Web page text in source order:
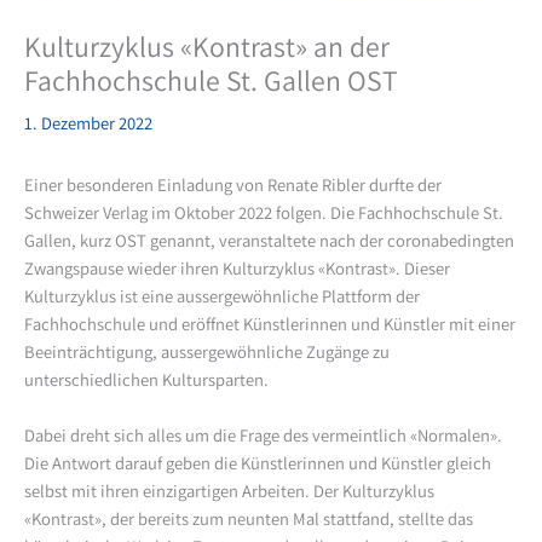
Kulturzyklus «Kontrast» an der
Fachhochschule St. Gallen OST
1. Dezember 2022
Einer besonderen Einladung von Renate Ribler durfte der
Schweizer Verlag im Oktober 2022 folgen. Die Fachhochschule St.
Gallen, kurz OST genannt, veranstaltete nach der coronabedingten
Zwangspause wieder ihren Kulturzyklus «Kontrast». Dieser
Kulturzyklus ist eine aussergewöhnliche Plattform der
Fachhochschule und eröffnet Künstlerinnen und Künstler mit einer
Beeinträchtigung, aussergewöhnliche Zugänge zu
unterschiedlichen Kultursparten.
Dabei dreht sich alles um die Frage des vermeintlich «Normalen».
Die Antwort darauf geben die Künstlerinnen und Künstler gleich
selbst mit ihren einzigartigen Arbeiten. Der Kulturzyklus
«Kontrast», der bereits zum neunten Mal stattfand, stellte das